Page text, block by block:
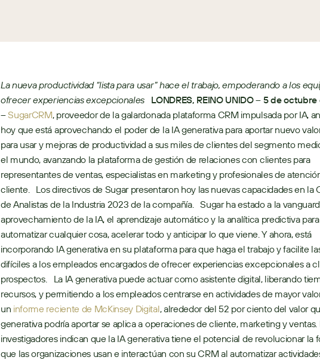
La nueva productividad “lista para usar” hace el trabajo, empoderando a los
ofrecer experiencias excepcionales LONDRES, REINO UNIDO – 5 de
–SugarCRM, proveedor de la galardonada plataforma CRM impulsada por IA,
hoy que está aprovechando el poder de la IA generativa para aportar nuevo
para usar y mejoras de productividad a sus miles de clientes del segmento
el mundo, avanzando la plataforma de gestión de relaciones con clientes para
representantes de ventas, especialistas en marketing y profesionales de
cliente.   Los directivos de Sugar presentaron hoy las nuevas capacidades en la
de Analistas de la Industria 2023 de la compañía.   Sugar ha estado a la
aprovechamiento de la IA, el aprendizaje automático y la analítica predictiva para
automatizar cualquier cosa, acelerar todo y anticipar lo que viene. Y ahora, está
incorporando IA generativa en su plataforma para que haga el trabajo y facilite
difíciles a los empleados encargados de ofrecer experiencias excepcionales a
prospectos.   La IA generativa puede actuar como asistente digital, liberando
recursos, y permitiendo a los empleados centrarse en actividades de mayor
un informe reciente de McKinsey Digital, alrededor del 52 por ciento del valor
generativa podría aportar se aplica a operaciones de cliente, marketing y ventas.
investigadores indican que la IA generativa tiene el potencial de revolucionar la
que las organizaciones usan e interactúan con su CRM al automatizar